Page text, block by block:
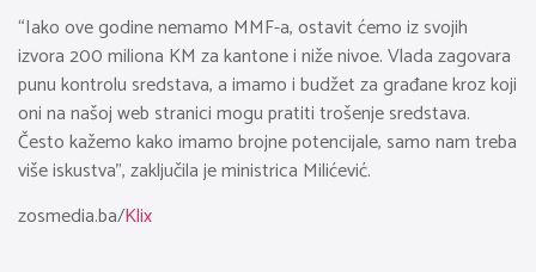
“Iako ove godine nemamo MMF-a, ostavit ćemo iz svojih
izvora 200 miliona KM za kantone i niže nivoe. Vlada zagovara
punu kontrolu sredstava, a imamo i budžet za građane kroz koji
oni na našoj web stranici mogu pratiti trošenje sredstava.
Često kažemo kako imamo brojne potencijale, samo nam treba
više iskustva”, zaključila je ministrica Milićević.
zosmedia.ba/Klix